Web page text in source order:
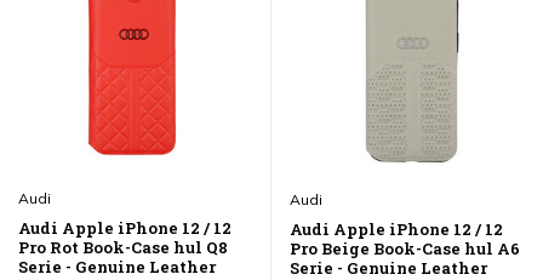
Audi
Audi Apple iPhone 12 / 12
Pro Rot Book-Case hul Q8
Serie - Genuine Leather
Audi
Audi Apple iPhone 12 / 12
Pro Beige Book-Case hul A6
Serie - Genuine Leather